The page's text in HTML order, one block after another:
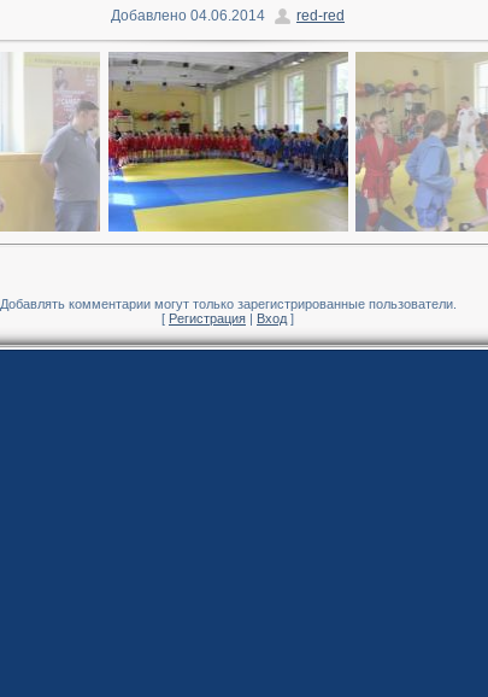
Добавлено 04.06.2014 red-red
Добавлять комментарии могут только зарегистрированные пользователи.
[ Регистрация | Вход ]